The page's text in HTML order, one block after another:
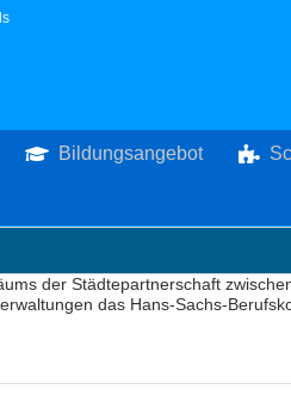
Bildungsangebot
der Städtepartnerschaft
das Hans-Sachs-